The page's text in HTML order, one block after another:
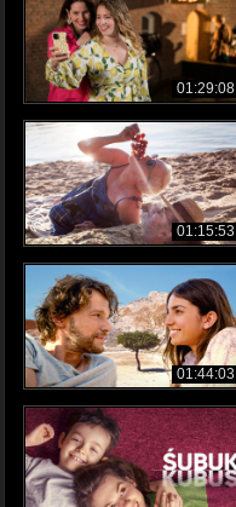
01:29:08
01:15:53
01:44:03